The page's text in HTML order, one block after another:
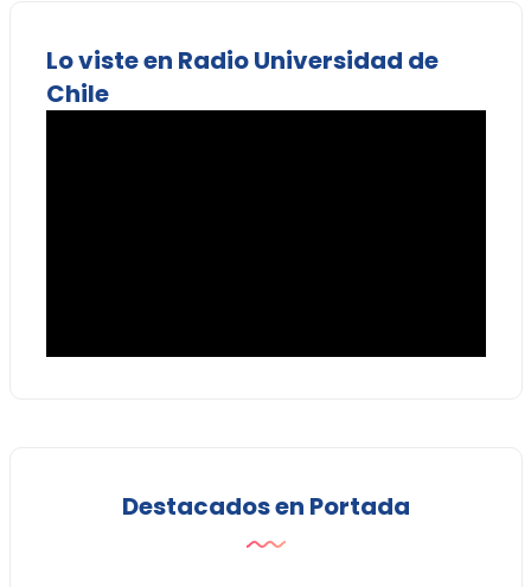
Lo viste en Radio Universidad de
Chile
Destacados en Portada